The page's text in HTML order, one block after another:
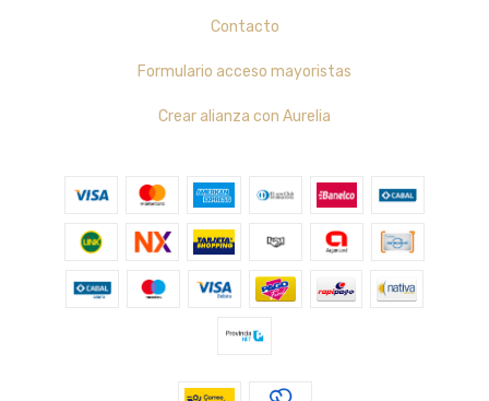
Contacto
Formulario acceso mayoristas
Crear alianza con Aurelia